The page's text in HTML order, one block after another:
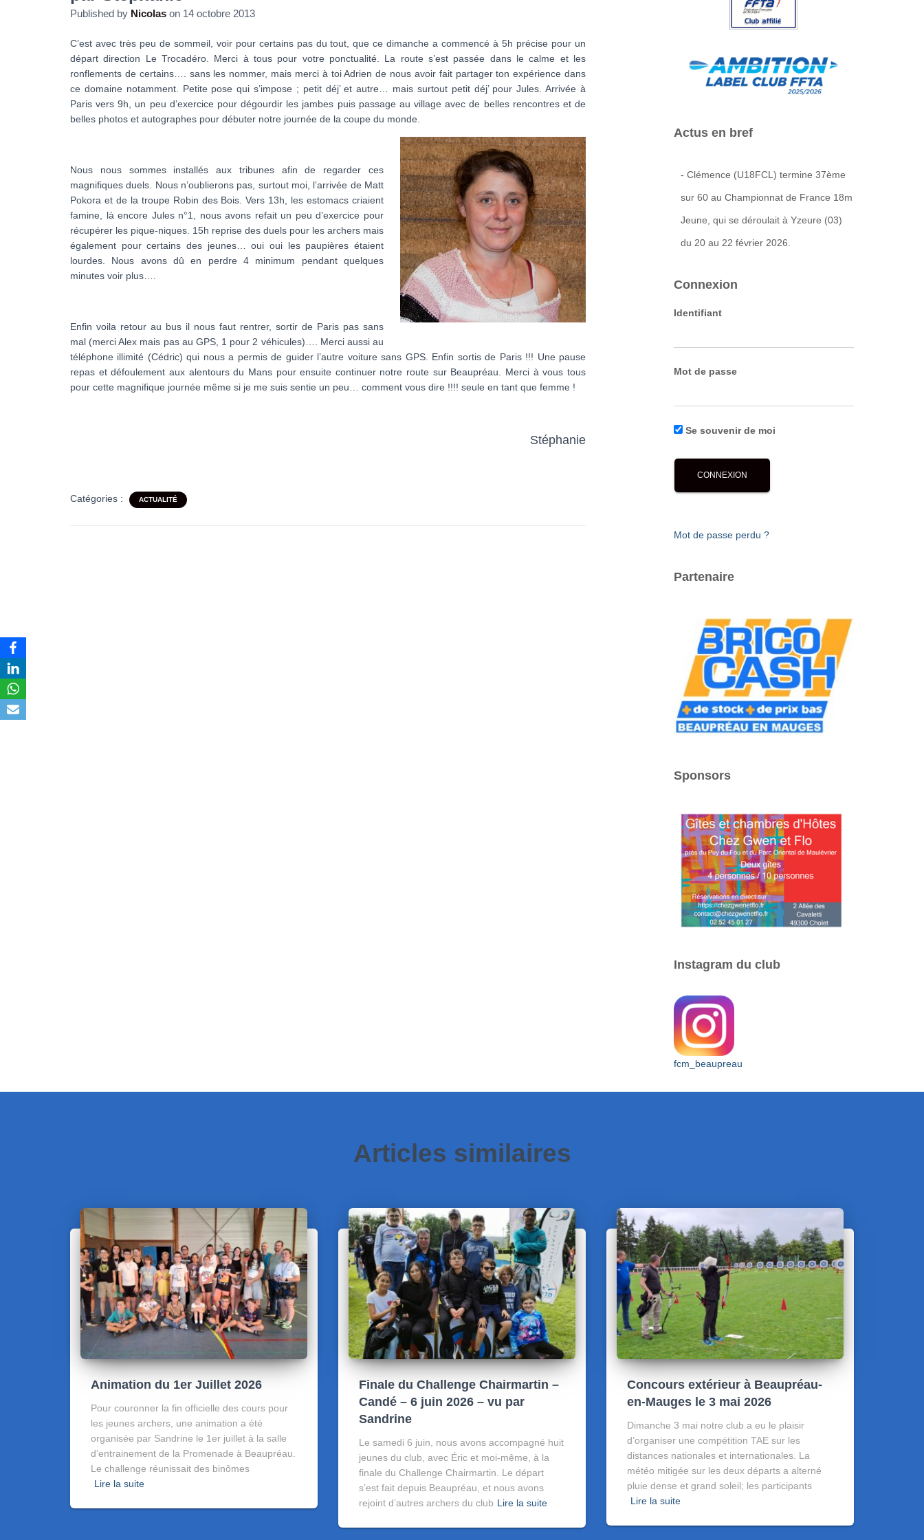
Published by Nicolas on 14 octobre 2013
C’est avec très peu de sommeil, voir pour certains pas du tout, que ce dimanche a commencé à 5h précise pour un
départ direction Le Trocadéro. Merci à tous pour votre ponctualité. La route s’est passée dans le calme et les
ronflements de certains…. sans les nommer, mais merci à toi Adrien de nous avoir fait partager ton expérience dans
ce domaine notamment. Petite pose qui s’impose ; petit déj’ et autre… mais surtout petit déj’ pour Jules. Arrivée à
Paris vers 9h, un peu d’exercice pour dégourdir les jambes puis passage au village avec de belles rencontres et de
belles photos et autographes pour débuter notre journée de la coupe du monde.
Nous nous sommes installés aux tribunes afin de regarder ces
magnifiques duels. Nous n’oublierons pas, surtout moi, l’arrivée de Matt
Pokora et de la troupe Robin des Bois. Vers 13h, les estomacs criaient
famine, là encore Jules n°1, nous avons refait un peu d’exercice pour
récupérer les pique-niques. 15h reprise des duels pour les archers mais
également pour certains des jeunes… oui oui les paupières étaient
lourdes. Nous avons dû en perdre 4 minimum pendant quelques
minutes voir plus….
Enfin voila retour au bus il nous faut rentrer, sortir de Paris pas sans
mal (merci Alex mais pas au GPS, 1 pour 2 véhicules)…. Merci aussi au
téléphone illimité (Cédric) qui nous a permis de guider l’autre voiture sans GPS. Enfin sortis de Paris !!! Une pause
repas et défoulement aux alentours du Mans pour ensuite continuer notre route sur Beaupréau. Merci à vous tous
pour cette magnifique journée même si je me suis sentie un peu… comment vous dire !!!! seule en tant que femme !
Stéphanie
Catégories : ACTUALITÉ
Actus en bref
- Clémence (U18FCL) termine 37ème
sur 60 au Championnat de France 18m
Jeune, qui se déroulait à Yzeure (03)
du 20 au 22 février 2026.
Connexion
Identifiant
Mot de passe
Se souvenir de moi
Mot de passe perdu ?
Partenaire
Sponsors
Instagram du club
fcm_beaupreau
Articles similaires
Animation du 1er Juillet 2026
Pour couronner la fin officielle des cours pour
les jeunes archers, une animation a été
organisée par Sandrine le 1er juillet à la salle
d’entrainement de la Promenade à Beaupréau.
Le challenge réunissait des binômes
Lire la suite
Finale du Challenge Chairmartin –
Candé – 6 juin 2026 – vu par
Sandrine
Le samedi 6 juin, nous avons accompagné huit
jeunes du club, avec Éric et moi-même, à la
finale du Challenge Chairmartin. Le départ
s’est fait depuis Beaupréau, et nous avons
rejoint d’autres archers du club Lire la suite
Concours extérieur à Beaupréau-
en-Mauges le 3 mai 2026
Dimanche 3 mai notre club a eu le plaisir
d’organiser une compétition TAE sur les
distances nationales et internationales. La
météo mitigée sur les deux départs a alterné
pluie dense et grand soleil; les participants
Lire la suite